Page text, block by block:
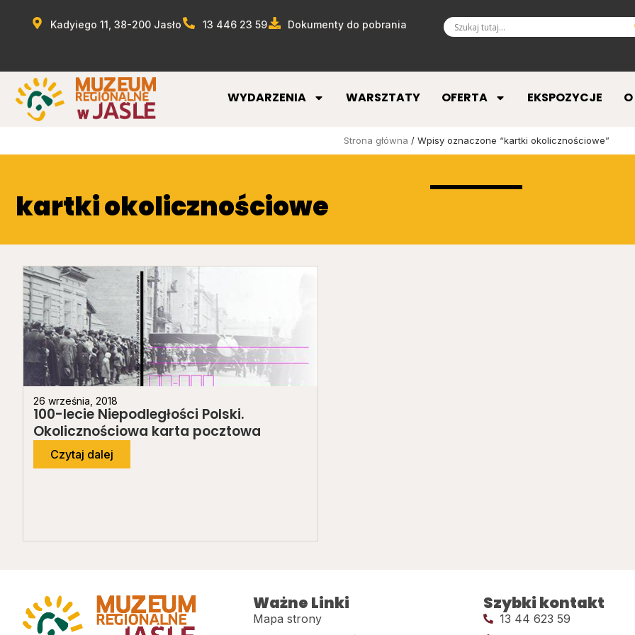
Kadyiego 11, 38-200 Jasło 13 446 23 59 Dokumenty do pobrania
WYDARZENIA WARSZTATY OFERTA EKSPOZYCJE
Strona główna / Wpisy oznaczone “kartki okolicznościowe”
kartki okolicznościowe
26 września, 2018
100-lecie Niepodległości Polski.
Okolicznościowa karta pocztowa
Czytaj dalej
Ważne Linki
Mapa strony
Szybki kontakt
13 44 623 59